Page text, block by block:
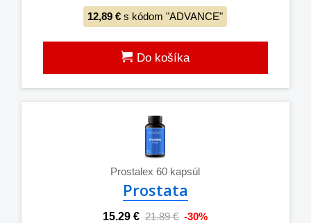
12,89 € s kódom "ADVANCE"
Do košíka
Prostalex 60 kapsúl
Prostata
15.29 € 21.89 € -30%